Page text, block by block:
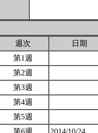
週次
日期
第1週
第2週
第3週
第4週
第5週
第6週
2014/10/24